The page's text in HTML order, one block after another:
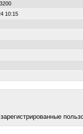
10:15